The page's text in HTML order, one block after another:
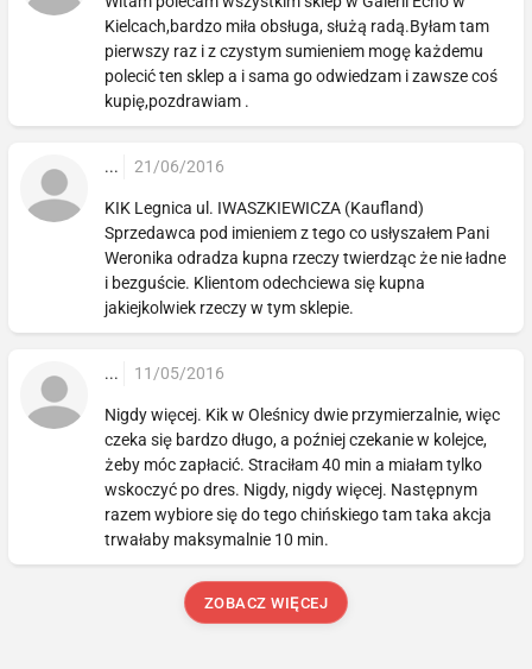
Kielcach,bardzo miła obsługa, służą radą.Byłam tam
pierwszy raz i z czystym sumieniem mogę każdemu
polecić ten sklep a i sama go odwiedzam i zawsze coś
kupię,pozdrawiam .
... 21/06/2016
KIK Legnica ul. IWASZKIEWICZA (Kaufland)
Sprzedawca pod imieniem z tego co usłyszałem Pani
Weronika odradza kupna rzeczy twierdząc że nie ładne
i bezguście. Klientom odechciewa się kupna
jakiejkolwiek rzeczy w tym sklepie.
... 11/05/2016
Nigdy więcej. Kik w Oleśnicy dwie przymierzalnie, więc
czeka się bardzo długo, a poźniej czekanie w kolejce,
żeby móc zapłacić. Straciłam 40 min a miałam tylko
wskoczyć po dres. Nigdy, nigdy więcej. Następnym
razem wybiore się do tego chińskiego tam taka akcja
trwałaby maksymalnie 10 min.
ZOBACZ WIĘCEJ